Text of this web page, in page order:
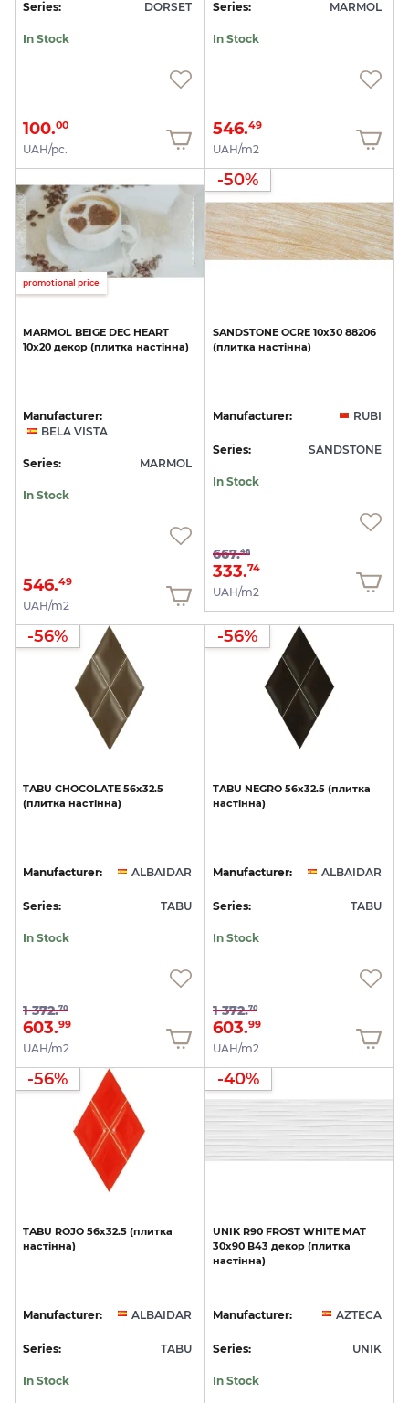
Series: DORSET
In Stock
100.00
UAH/pc.
Series: MARMOL
In Stock
546.49
UAH/m2
promotional price
MARMOL BEIGE DEC HEART
10х20 декор (плитка настінна)
Manufacturer:
BELA VISTA
Series: MARMOL
In Stock
546.49
UAH/m2
-50%
SANDSTONE OCRE 10х30 88206
(плитка настінна)
Manufacturer: RUBI
Series: SANDSTONE
In Stock
667.48
333.74
UAH/m2
-56%
TABU CHOCOLATE 56х32.5
(плитка настінна)
Manufacturer: ALBAIDAR
Series: TABU
In Stock
1 372.70
603.99
UAH/m2
-56%
TABU NEGRO 56х32.5 (плитка
настінна)
Manufacturer: ALBAIDAR
Series: TABU
In Stock
1 372.70
603.99
UAH/m2
-56%
TABU ROJO 56х32.5 (плитка
настінна)
Manufacturer: ALBAIDAR
Series: TABU
In Stock
-40%
UNIK R90 FROST WHITE MAT
30x90 В43 декор (плитка
настінна)
Manufacturer: AZTECA
Series: UNIK
In Stock